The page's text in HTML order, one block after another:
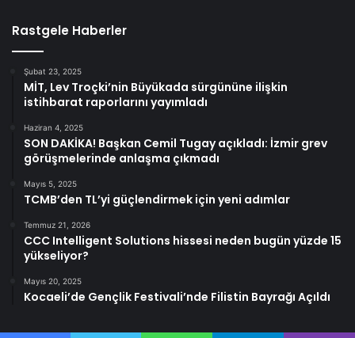
Rastgele Haberler
Şubat 23, 2025
MİT, Lev Troçki’nin Büyükada sürgününe ilişkin
istihbarat raporlarını yayımladı
Haziran 4, 2025
SON DAKİKA! Başkan Cemil Tugay açıkladı: İzmir grev
görüşmelerinde anlaşma çıkmadı
Mayıs 5, 2025
TCMB’den TL’yi güçlendirmek için yeni adımlar
Temmuz 21, 2026
CCC Intelligent Solutions hissesi neden bugün yüzde 15
yükseliyor?
Mayıs 20, 2025
Kocaeli’de Gençlik Festivali’nde Filistin Bayrağı Açıldı